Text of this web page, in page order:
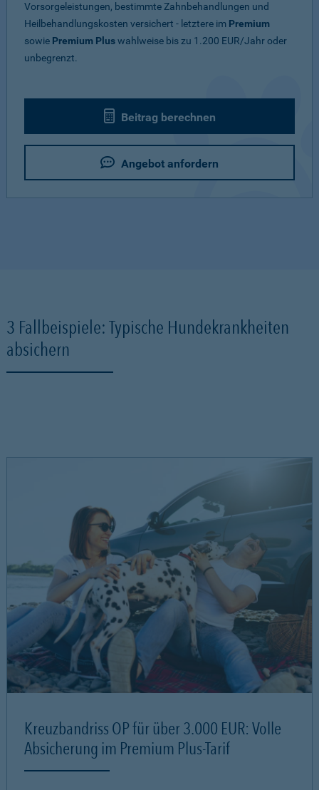
Vorsorgeleistungen, bestimmte Zahnbehandlungen und
Heilbehandlungskosten versichert - letztere im Premium
sowie Premium Pluswahlweise bis zu 1.200 EUR/Jahr oder
unbegrenzt.
Beitrag berechnen
Angebot anfordern
3 Fallbeispiele: Typische Hundekrankheiten
absichern
Kreuzbandriss OP für über 3.000 EUR: Volle
Absicherung im Premium Plus-Tarif